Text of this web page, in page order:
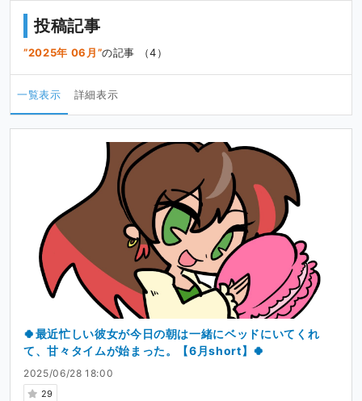
投稿記事
2025年 06月 の記事 （4）
一覧表示 詳細表示
2025/06/28 18:00
29
🍀最近忙しい彼女が今日の朝は一緒にベッドにいてくれ
て、甘々タイムが始まった。【6月short】🍀